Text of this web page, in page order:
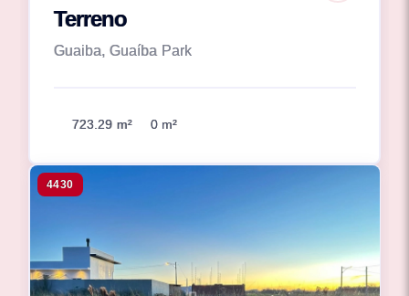
Terreno
Guaiba, Guaíba Park
723.29 m² 0 m²
4430